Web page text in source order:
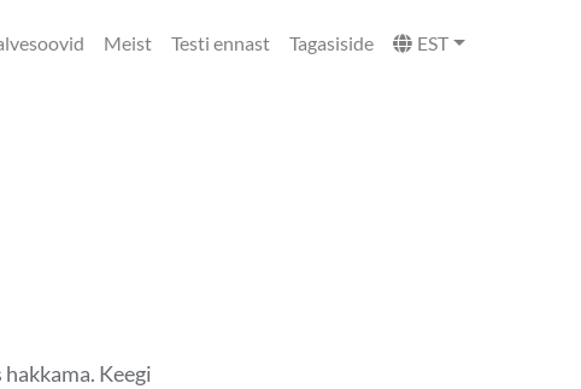
Meist Testi ennast Tagasiside EST
Keegi